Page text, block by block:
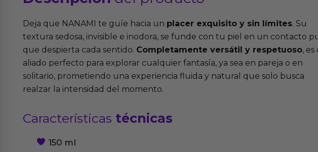
Deja que NANAMI te guíe hacia un placer exquisito y sin límites. Su
textura sedosa, invisible e inodora, se funde con tu piel en un contacto
que despierta cada sentido. Completamente versátil y respetuoso, es
aliado perfecto para explorar cualquier fantasía, ya sea en pareja o en
solitario, prometiendo una experiencia fluida y natural que solo busca
realzar la intensidad del momento.
Características técnicas
150 ml